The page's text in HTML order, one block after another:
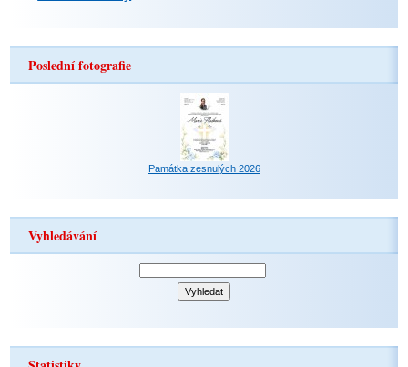
Poslední fotografie
Památka zesnulých 2026
Vyhledávání